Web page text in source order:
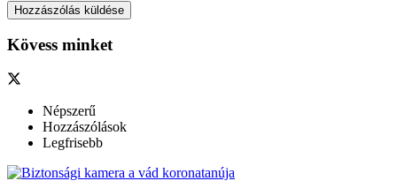
Kövess minket
Népszerű
Hozzászólások
Legfrisebb